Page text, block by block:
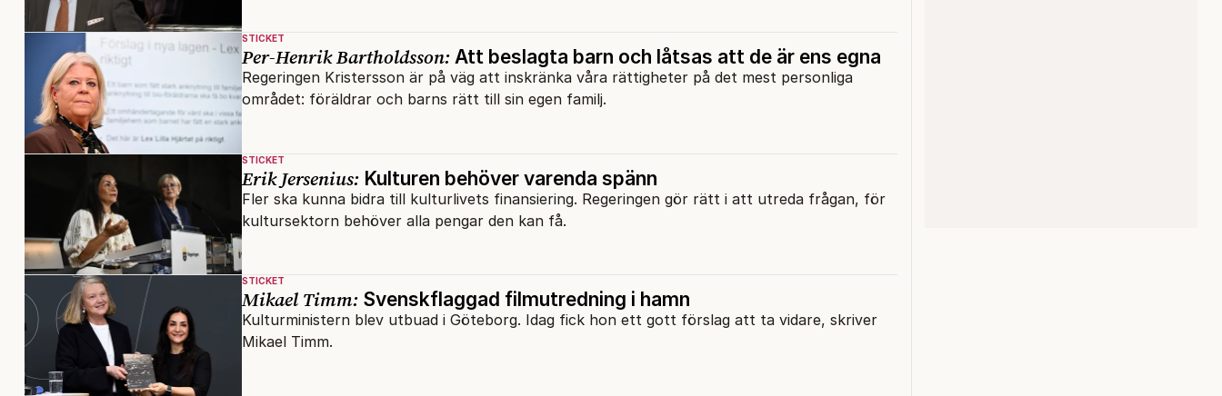
STICKET
Per-Henrik Bartholdsson: Att beslagta barn och låtsas att de är ens egna
Regeringen Kristersson är på väg att inskränka våra rättigheter på det mest personliga
området: föräldrar och barns rätt till sin egen familj.
STICKET
Erik Jersenius: Kulturen behöver varenda spänn
Fler ska kunna bidra till kulturlivets finansiering. Regeringen gör rätt i att utreda frågan, för
kultursektorn behöver alla pengar den kan få.
STICKET
Mikael Timm: Svenskflaggad filmutredning i hamn
Kulturministern blev utbuad i Göteborg. Idag fick hon ett gott förslag att ta vidare, skriver
Mikael Timm.